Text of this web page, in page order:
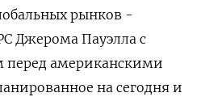
рынков -
Джерома Пауэлла с
перед американскими
на сегодня и